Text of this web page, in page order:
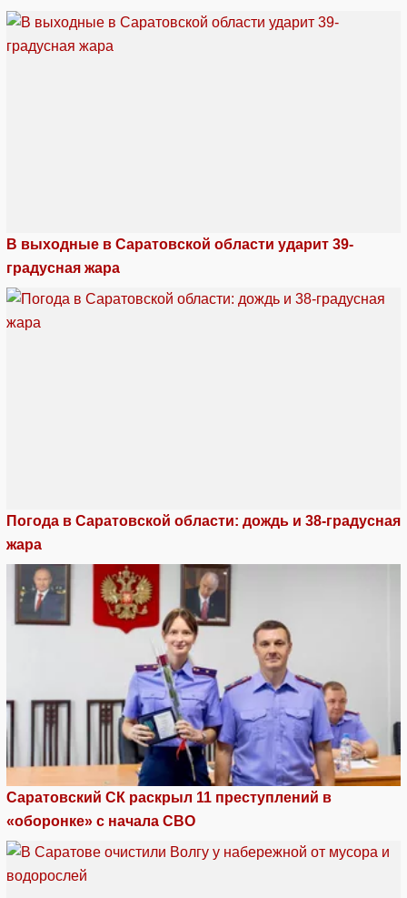
В выходные в Саратовской области ударит 39-
градусная жара
Погода в Саратовской области: дождь и 38-градусная
жара
Саратовский СК раскрыл 11 преступлений в
«оборонке» с начала СВО